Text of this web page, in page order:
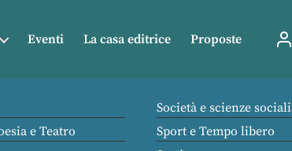
Eventi La casa editrice Proposte
e Teatro
Società e scienze sociali
Sport e Tempo libero